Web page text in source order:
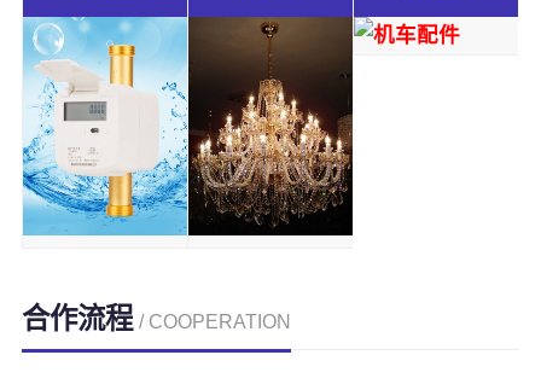
合作流程 / COOPERATION